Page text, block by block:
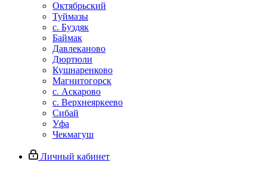
Октябрьский
Туймазы
c. Буздяк
Баймак
Давлеканово
Дюртюли
Кушнаренково
Магнитогорск
с. Аскарово
с. Верхнеяркеево
Сибай
Уфа
Чекмагуш
Личный кабинет